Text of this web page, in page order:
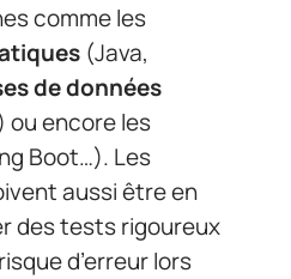
comme les
(Java,
de données
ou encore les
Boot…). Les
aussi être en
des tests rigoureux
d’erreur lors